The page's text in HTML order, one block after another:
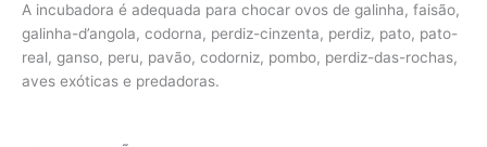
A incubadora é adequada para chocar ovos de galinha, faisão,
galinha-d’angola, codorna, perdiz-cinzenta, perdiz, pato, pato-
real, ganso, peru, pavão, codorniz, pombo, perdiz-das-rochas,
aves exóticas e predadoras.